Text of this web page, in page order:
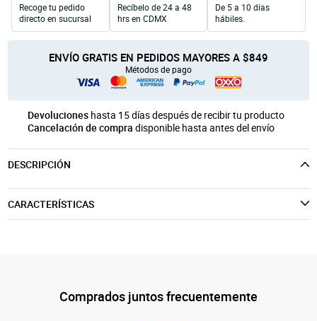
Unicel
Productos para Personalización
Velas y Portavelas
Quinqués
Recoge tu pedido
directo en sucursal
Recíbelo de 24 a 48
hrs en CDMX
De 5 a 10 días
hábiles.
ENVÍO GRATIS EN PEDIDOS MAYORES A $849
Métodos de pago
Devoluciones hasta 15 días después de recibir tu producto
Cancelación de compra disponible hasta antes del envío
DESCRIPCIÓN
CARACTERÍSTICAS
Comprados juntos frecuentemente
móvil